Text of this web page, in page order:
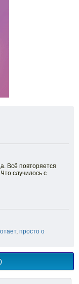
Всё повторяется
случилось с
, просто о